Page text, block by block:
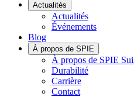
Actualités
Actualités
Événements
Blog
À propos de SPIE
À propos de SPIE
Durabilité
Carrière
Contact